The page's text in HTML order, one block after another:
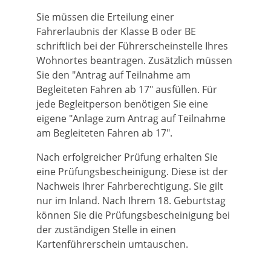
Sie müssen die Erteilung einer
Fahrerlaubnis der Klasse B oder BE
schriftlich bei der Führerscheinstelle Ihres
Wohnortes beantragen. Zusätzlich müssen
Sie den "Antrag auf Teilnahme am
Begleiteten Fahren ab 17" ausfüllen. Für
jede Begleitperson benötigen Sie eine
eigene "Anlage zum Antrag auf Teilnahme
am Begleiteten Fahren ab 17".
Nach erfolgreicher Prüfung erhalten Sie
eine Prüfungsbescheinigung. Diese ist der
Nachweis Ihrer Fahrberechtigung. Sie gilt
nur im Inland. Nach Ihrem 18. Geburtstag
können Sie die Prüfungsbescheinigung bei
der zuständigen Stelle in einen
Kartenführerschein umtauschen.